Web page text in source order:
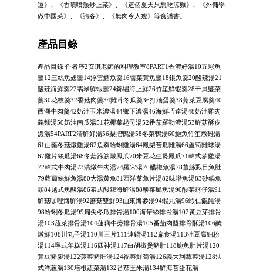
道》、《香噴噴熱炒上菜》、《這個夏天只想吃涼麵》、《外傭學
做中國菜》、《請客》、《無肉令人瘦》等食譜書。
產品目錄
產品目錄 作者序2安琪老師的料理教室8PART1香濃好湯10五彩魚
羹12三絲魚翅羹14浮雲鱈魚羹16雪菜黃魚羹18銀魚羹20酸辣湯21
酸辣海鮮羹22翡翠鮮蝦羹24錦繡海上鮮26竹笙鮮蝦羹28干貝髮菜
羹30花枝羹32香菇肉羹34雞茸冬瓜羹36打滷蛋羹38莧菜豆腐羹40
西湖牛肉羹42奶油玉米濃湯44鄉下濃湯46海鮮巧達湯48奶油雞肉
義麵湯50奶油南瓜湯51花椰菜起司湯52番茄羅勒濃湯53鮮菇酥皮
濃湯54PART2清鮮好湯56柴把鴨湯58冬菜鴨湯60鮑魚竹笙燉雞湯
61山藥冬菇燉雞湯62魚鯗蛤蜊雞湯64鳳梨苦瓜雞湯66蘆筍雞球湯
67雞片絲瓜湯68冬菇蹄筋燉鳳爪70米豆花生煲鳳爪71韓式參雞湯
72韓式牛肉湯73清燉牛肉湯74羅宋湯76醋椒魚湯78薑絲虱目魚肚
79蘿蔔絲鮮魚湯80大湯黃魚81西洋菜魚片湯82味噌魚湯83砂鍋魚
頭84越式魚酸湯86泰式酸辣海鮮湯88酸菜魷魚湯90酸菜蚵仔湯91
鮮菇咖哩海鮮湯92蘑菇雙鮮93山東海參湯94蝦丸湯96蝦仁餛飩湯
98蛤蜊冬瓜湯99扁尖冬瓜排骨湯100海帶絲排骨湯102黃豆芽排骨
湯103蔬菜排骨湯104蓮藕牛蒡排骨湯105番茄肉醬排骨酥湯106醃
燉鮮108川丸子湯110川三片111連鍋湯112扁食湯113油豆腐細粉
湯114寧式年糕湯116四神湯117白胡椒煲豬肚118鮑魚肚片湯120
黃豆豬腳湯122菠菜豬肝湯124福菜鮮筍湯126義大利蔬菜湯128法
式洋蔥湯130培根蔬菜湯132番茄玉米湯134鮮海苔蛋花湯